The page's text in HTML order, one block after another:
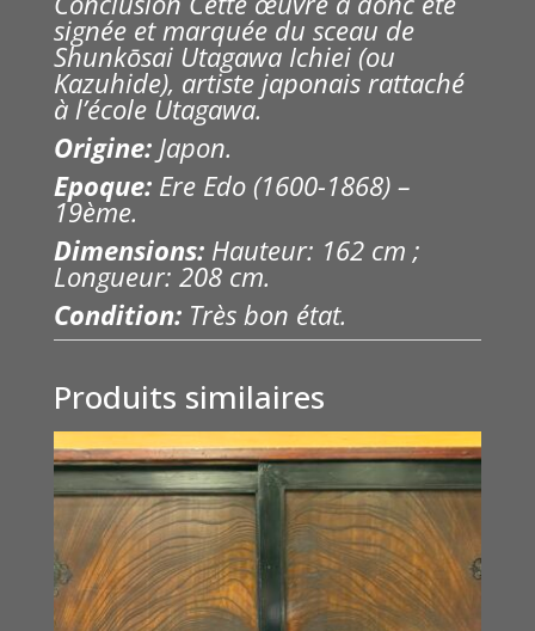
signée et marquée du sceau de
Shunkōsai Utagawa Ichiei (ou
Kazuhide), artiste japonais rattaché
à l’école Utagawa.
Origine:Japon.
Epoque:Ere Edo (1600-1868) –
19ème.
Dimensions:Hauteur: 162 cm ;
Longueur: 208 cm.
Condition:Très bon état.
Produits similaires